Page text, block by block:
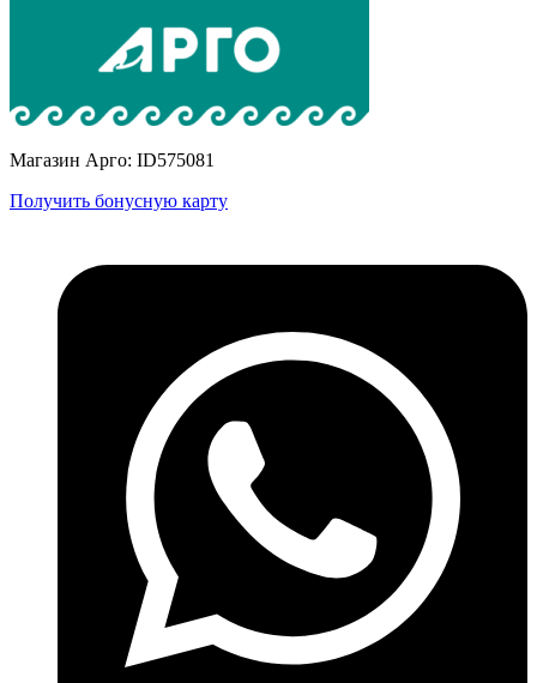
Магазин Арго: ID575081
Получить бонусную карту